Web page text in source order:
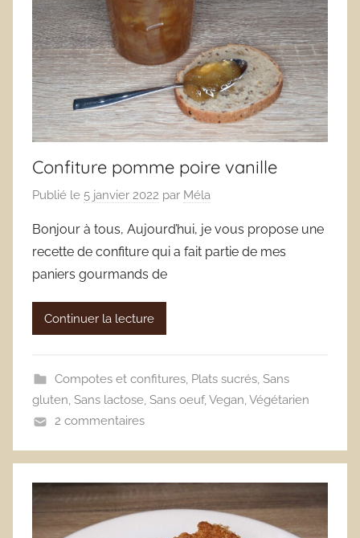
Confiture pomme poire vanille
Publié le 5 janvier 2022 par Méla
Bonjour à tous, Aujourd’hui, je vous propose une
recette de confiture qui a fait partie de mes
paniers gourmands de
Continuer la lecture
Compotes et confitures, Plats sucrés, Sans
gluten, Sans lactose, Sans oeuf,Vegan,Végétarien
2 commentaires